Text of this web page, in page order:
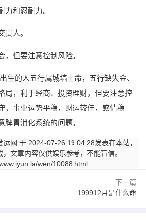
力和忍耐力。
贵人。
，但要注意控制风险。
生的人五行属城墙土命，五行缺失金、
局，利于经商、投资理财，但要注意控
，事业运势平稳，财运较佳，感情稳
脾胃消化系统的问题。
运网 于 2024-07-26 19:04:28发表在本站，
文章内容仅供娱乐参考，不能盲信。
wen/10088.html
下一篇
199912月是什么命